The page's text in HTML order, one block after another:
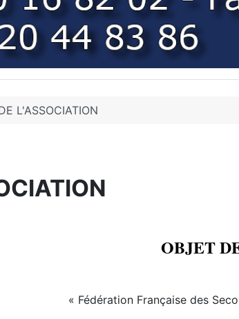
L'ASSOCIATION
OBJET
« Fédération Française des